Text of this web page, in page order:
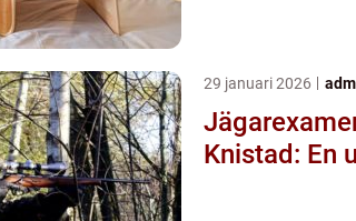
29 januari 2026
Knistad: En